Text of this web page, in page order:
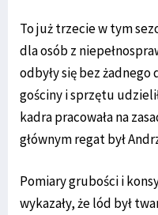
To już trzecie w tym
dla osób z
odbyły się bez
gościny i sprzętu
kadra pracowała na
głównym regat był
Pomiary grubości i
wykazały, że lód był